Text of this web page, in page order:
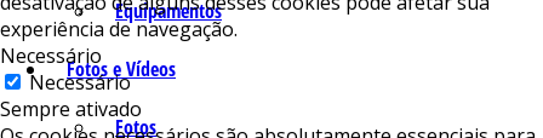
Equipamentos
Fotos e Vídeos
Fotos
experiência de navegação.
Necessário
Necessário
Sempre ativado